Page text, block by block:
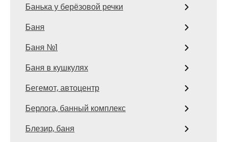
Банька у берёзовой речки
Баня
Баня №1
Баня в кушкулях
Бегемот, автоцентр
Берлога, банный комплекс
Блезир, баня